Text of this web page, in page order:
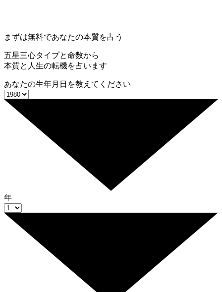
まずは無料であなたの本質を占う
五星三心タイプと命数から
本質と人生の転機を占います
あなたの生年月日を教えてください
年